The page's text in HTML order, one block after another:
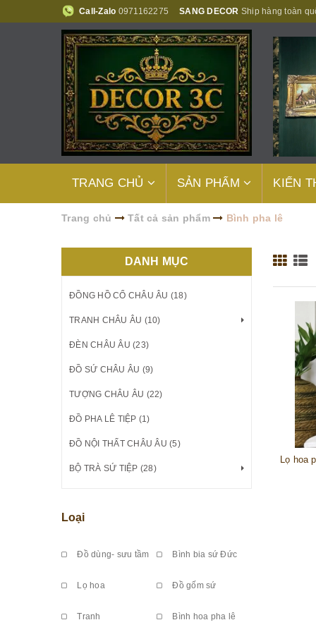
Call-Zalo 0971162275 SANG DECOR Ship hàng toàn
TRANG CHỦ SẢN PHẨM KIẾN
Trang chủ Tất cả sản phẩm Bình pha lê
DANH MỤC
ĐỒNG HỒ CỔ CHÂU ÂU (18)
TRANH CHÂU ÂU (10)
ĐÈN CHÂU ÂU (23)
ĐỒ SỨ CHÂU ÂU (9)
TƯỢNG CHÂU ÂU (22)
ĐỒ PHA LÊ TIỆP (1)
ĐỒ NỘI THẤT CHÂU ÂU (5)
BỘ TRÀ SỨ TIỆP (28)
Loại
Đồ dùng- sưu tầm Bình bia sứ Đức
Lọ hoa Đồ gốm sứ
Tranh Bình hoa pha lê